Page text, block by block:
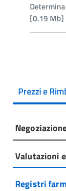
[0.19 Mb]
Prezzi e
Valutazioni
Registri